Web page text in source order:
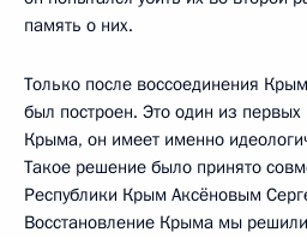
память о них.
Только после воссоединения
был построен. Это один из первых
Крыма, он имеет именно
Такое решение было принято
Республики Крым Аксёновым
Восстановление Крыма мы